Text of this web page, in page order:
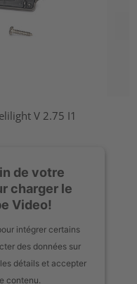
V 2.75 I1
de votre
charger le
Video!
intégrer certains
des données sur
détails et accepter
contenu.